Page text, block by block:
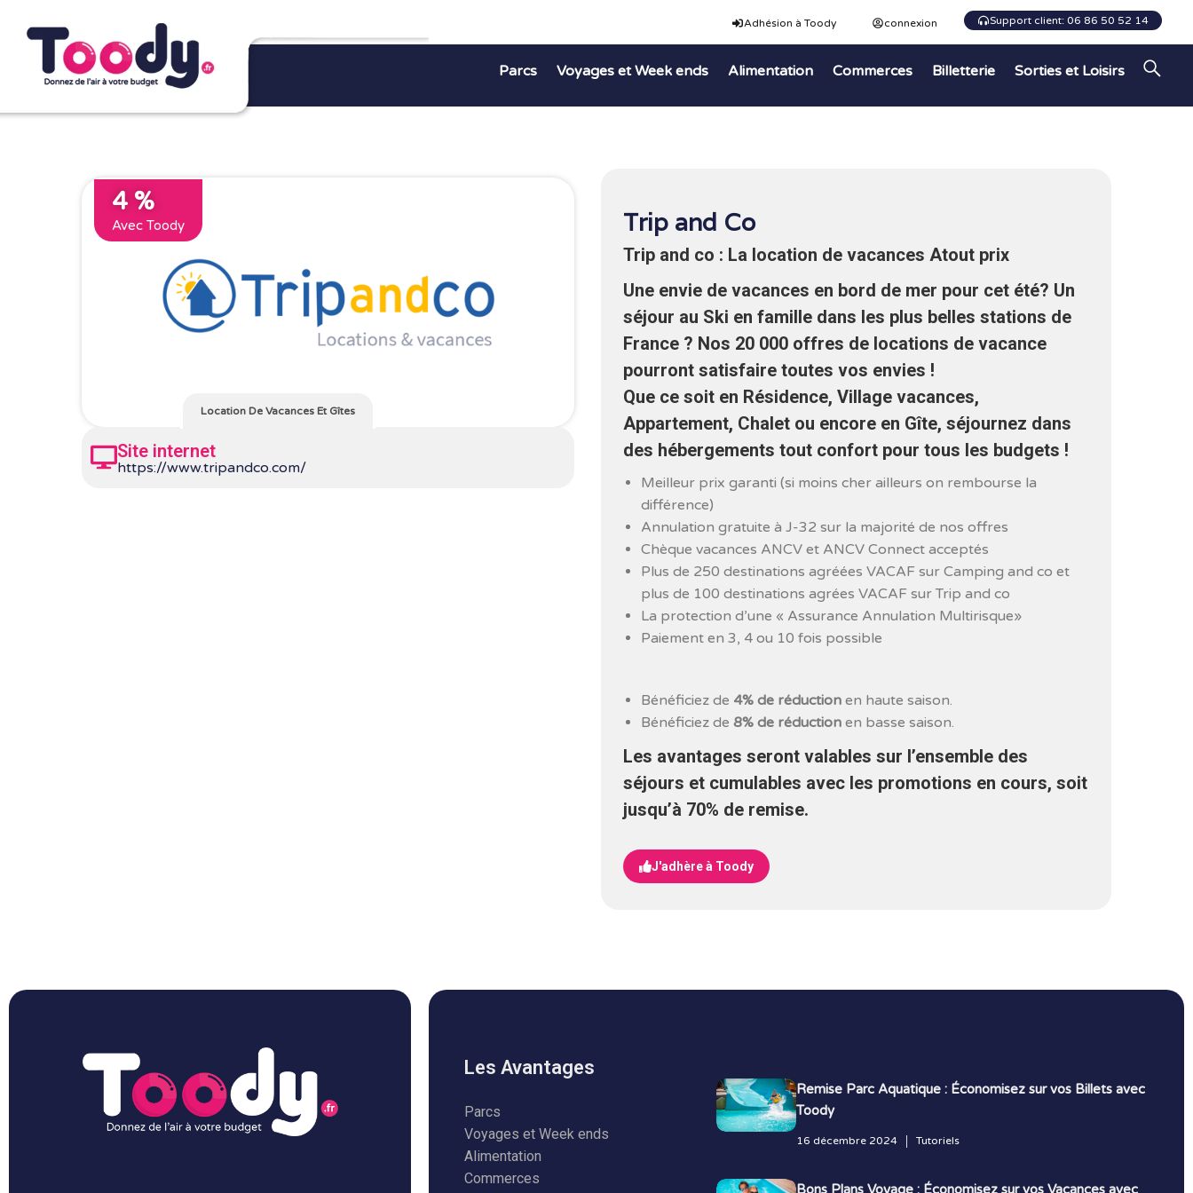
Adhésion à Toody connexion Support client: 06 86 50 52 14
Parcs Voyages et Week ends Alimentation Commerces Billetterie Sorties et Loisirs
4 %
Avec Toody
Location De Vacances Et Gîtes
Site internet
https://www.tripandco.com/
Trip and Co
Trip and co : La location de vacances Atout prix
Une envie de vacances en bord de mer pour cet été? Un
séjour au Ski en famille dans les plus belles stations de
France ? Nos 20 000 offres de locations de vacance
pourront satisfaire toutes vos envies !
Que ce soit en Résidence, Village vacances,
Appartement, Chalet ou encore en Gîte, séjournez dans
des hébergements tout confort pour tous les budgets !
Meilleur prix garanti (si moins cher ailleurs on rembourse la
différence)
Annulation gratuite à J-32 sur la majorité de nos offres
Chèque vacances ANCV et ANCV Connect acceptés
Plus de 250 destinations agréées VACAF sur Camping and co et
plus de 100 destinations agrées VACAF sur Trip and co
La protection d’une « Assurance Annulation Multirisque»
Paiement en 3, 4 ou 10 fois possible
Bénéficiez de 4% de réductionen haute saison.
Bénéficiez de 8% de réductionen basse saison.
Les avantages seront valables sur l’ensemble des
séjours et cumulables avec les promotions en cours, soit
jusqu’à 70% de remise.
J'adhère à Toody
Les Avantages
Parcs
Voyages et Week ends
Alimentation
Commerces
Remise Parc Aquatique : Économisez sur vos Billets avec
Toody
16 décembre 2024 Tutoriels
Bons Plans Voyage : Économisez sur vos Vacances avec